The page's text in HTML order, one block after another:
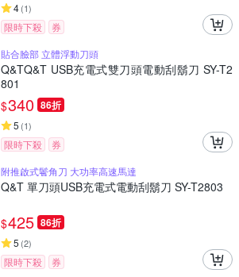
4(1)
限時下殺
券
貼合臉部 立體浮動刀頭
Q&TQ&T USB充電式雙刀頭電動刮鬍刀 SY-T2
801
$340 86折
5 (1)
限時下殺
券
附推啟式鬢角刀 大功率高速馬達
Q&T 單刀頭USB充電式電動刮鬍刀 SY-T2803
$425 86折
5 (2)
限時下殺
券